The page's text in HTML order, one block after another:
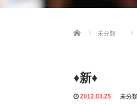
Home 未分類
♦新♦
2012.03.25 未分